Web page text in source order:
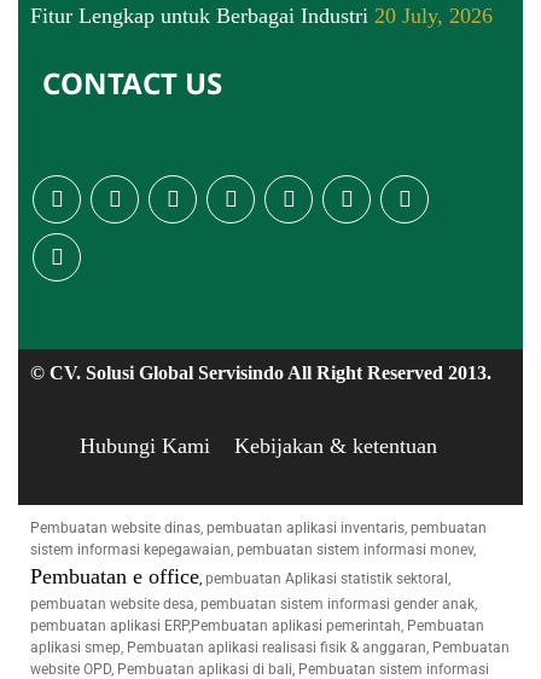
Fitur Lengkap untuk Berbagai Industri 20 July, 2026
CONTACT US
© CV. Solusi Global Servisindo All Right Reserved 2013.
Hubungi Kami Kebijakan & ketentuan
Pembuatan website dinas, pembuatan aplikasi inventaris, pembuatan
sistem informasi kepegawaian, pembuatan sistem informasi monev,
Pembuatan e office pembuatan Aplikasi statistik sektoral,
pembuatan website desa, pembuatan sistem informasi gender anak,
pembuatan aplikasi ERP,Pembuatan aplikasi pemerintah, Pembuatan
aplikasi smep, Pembuatan aplikasi realisasi fisik & anggaran, Pembuatan
website OPD, Pembuatan aplikasi di bali, Pembuatan sistem informasi